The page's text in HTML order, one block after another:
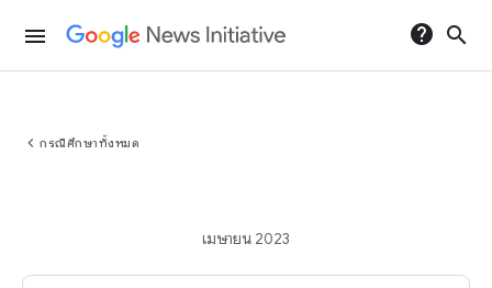
menu help search
chevron_left กรณีศึกษาทั้งหมด
เมษายน 2023